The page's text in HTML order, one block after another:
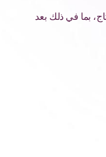
بما في ذلك بعد